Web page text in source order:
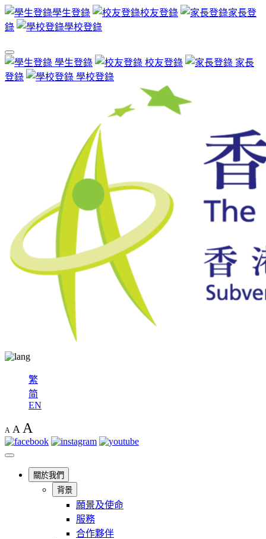
學生登錄 校友登錄
家長登
錄
學校登錄
學生登錄 校友登錄
家長
登錄
學校登錄
繁
简
EN
A A A
關於我們
背景
願景及使命
服務
合作夥伴